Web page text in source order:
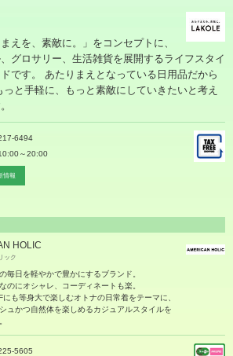
まえを、素敵に。」をコンセプトに、
グロサリー、生活雑貨を展開するライフスタイ
です。 あたりまえとなっている日用品だから
っと手軽に、もっと素敵にしていきたいと考え
6494
～20:00
情報
HOLIC
ック
毎日を軽やかで豊かにするブランド。
のにオシャレ、コーディネートも楽。
にも等身大で楽しむオトナの日常着をテーマに、
ュかつ自然体を楽しめるカジュアルスタイルを
5605